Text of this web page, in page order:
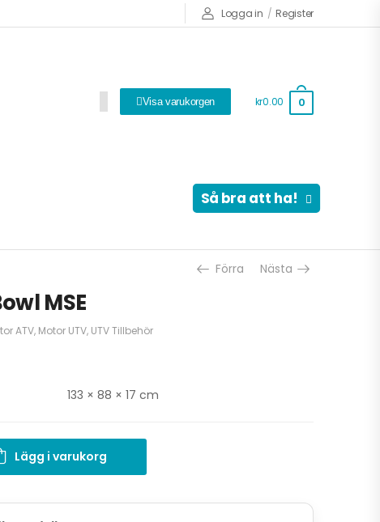
Logga in / Register
Visa varukorgen kr0.00 0
Så bra att ha!
Förra Nästa
MSE
ATV, Motor UTV, UTV Tillbehör
133 × 88 × 17 cm
Lägg i varukorg